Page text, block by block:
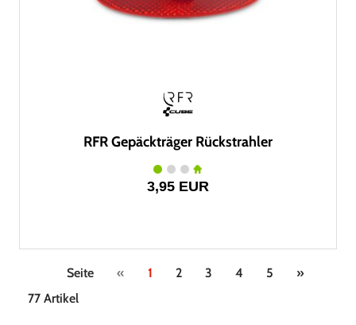
RFR Gepäckträger Rückstrahler
3,95 EUR
Seite « 1 2 3 4 5
»
77 Artikel